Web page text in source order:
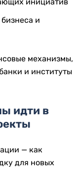
и
механизмы,
и институты
идти в
— как
для новых